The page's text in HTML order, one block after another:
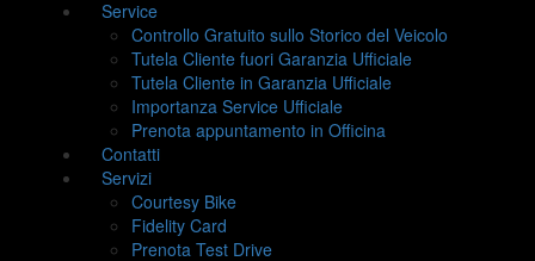
Service
Controllo Gratuito sullo Storico del Veicolo
Tutela Cliente fuori Garanzia Ufficiale
Tutela Cliente in Garanzia Ufficiale
Importanza Service Ufficiale
Prenota appuntamento in Officina
Contatti
Servizi
Courtesy Bike
Fidelity Card
Prenota Test Drive